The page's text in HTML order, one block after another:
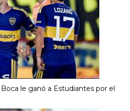
le ganó a Estudiantes por el